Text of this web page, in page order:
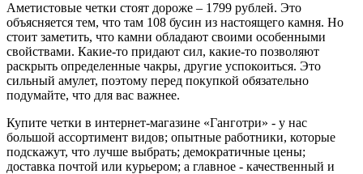
Аметистовые четки стоят дороже – 1799 рублей. Это
объясняется тем, что там 108 бусин из настоящего камня. Но
стоит заметить, что камни обладают своими особенными
свойствами. Какие-то придают сил, какие-то позволяют
раскрыть определенные чакры, другие успокоиться. Это
сильный амулет, поэтому перед покупкой обязательно
подумайте, что для вас важнее.
Купите четки в интернет-магазине «Ганготри» - у нас
большой ассортимент видов; опытные работники, которые
подскажут, что лучше выбрать; демократичные цены;
доставка почтой или курьером; а главное - качественный и